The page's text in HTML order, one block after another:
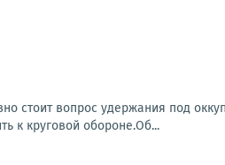
стоит вопрос удержания под
к круговой обороне.Об...